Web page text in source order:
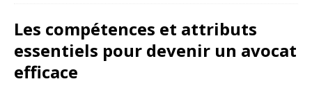
Les compétences et attributs
essentiels pour devenir un avocat
efficace